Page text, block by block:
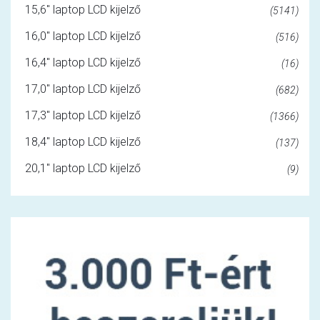
15,6" laptop LCD kijelző (5141)
16,0" laptop LCD kijelző (516)
16,4" laptop LCD kijelző (16)
17,0" laptop LCD kijelző (682)
17,3" laptop LCD kijelző (1366)
18,4" laptop LCD kijelző (137)
20,1" laptop LCD kijelző (9)